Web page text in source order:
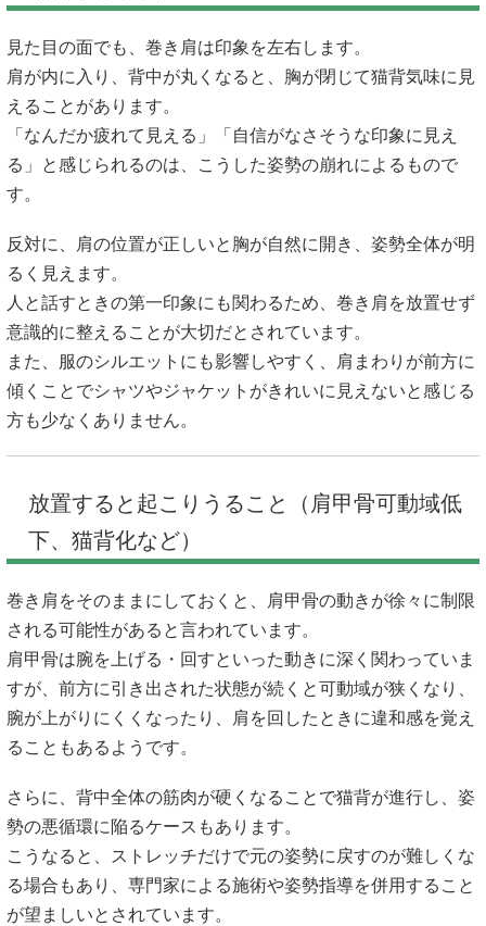
見た目の面でも、巻き肩は印象を左右します。
肩が内に入り、背中が丸くなると、胸が閉じて猫背気味に見
えることがあります。
「なんだか疲れて見える」「自信がなさそうな印象に見え
る」と感じられるのは、こうした姿勢の崩れによるもので
す。
反対に、肩の位置が正しいと胸が自然に開き、姿勢全体が明
るく見えます。
人と話すときの第一印象にも関わるため、巻き肩を放置せず
意識的に整えることが大切だとされています。
また、服のシルエットにも影響しやすく、肩まわりが前方に
傾くことでシャツやジャケットがきれいに見えないと感じる
方も少なくありません。
放置すると起こりうること（肩甲骨可動域低
下、猫背化など）
巻き肩をそのままにしておくと、肩甲骨の動きが徐々に制限
される可能性があると言われています。
肩甲骨は腕を上げる・回すといった動きに深く関わっていま
すが、前方に引き出された状態が続くと可動域が狭くなり、
腕が上がりにくくなったり、肩を回したときに違和感を覚え
ることもあるようです。
さらに、背中全体の筋肉が硬くなることで猫背が進行し、姿
勢の悪循環に陥るケースもあります。
こうなると、ストレッチだけで元の姿勢に戻すのが難しくな
る場合もあり、専門家による施術や姿勢指導を併用すること
が望ましいとされています。